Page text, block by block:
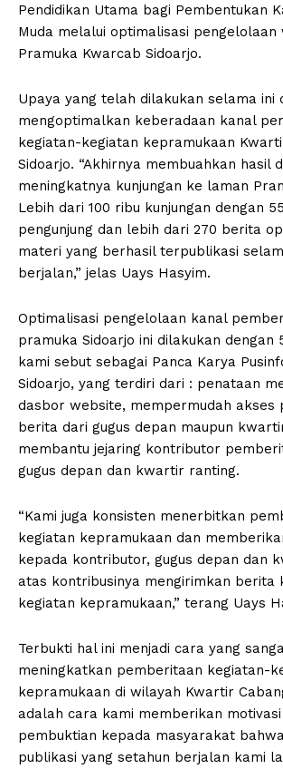
Pendidikan Utama bagi Pembentukan
Muda melalui optimalisasi pengelolaan
Pramuka Kwarcab Sidoarjo.
Upaya yang telah dilakukan selama ini
mengoptimalkan keberadaan kanal
kegiatan-kegiatan kepramukaan
Sidoarjo. “Akhirnya membuahkan hasil
meningkatnya kunjungan ke laman
Lebih dari 100 ribu kunjungan dengan
pengunjung dan lebih dari 270 berita
materi yang berhasil terpublikasi
berjalan,” jelas Uays Hasyim.
Optimalisasi pengelolaan kanal
pramuka Sidoarjo ini dilakukan dengan
kami sebut sebagai Panca Karya
Sidoarjo, yang terdiri dari : penataan
dasbor website, mempermudah akses
berita dari gugus depan maupun
membantu jejaring kontributor
gugus depan dan kwartir ranting.
“Kami juga konsisten menerbitkan
kegiatan kepramukaan dan
kepada kontributor, gugus depan dan
atas kontribusinya mengirimkan berita
kegiatan kepramukaan,” terang Uays
Terbukti hal ini menjadi cara yang
meningkatkan pemberitaan kegiatan-
kepramukaan di wilayah Kwartir
adalah cara kami memberikan motivasi
pembuktian kepada masyarakat
publikasi yang setahun berjalan kami